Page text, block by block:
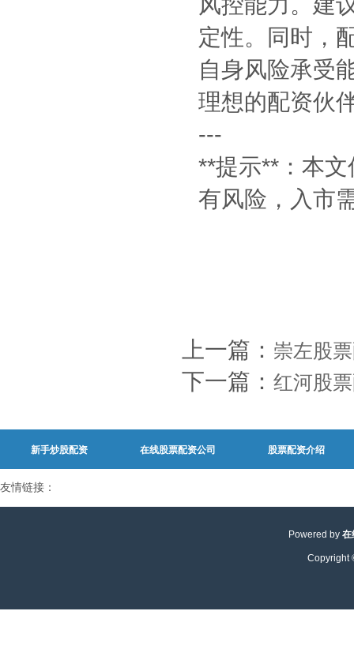
定性。同时，
自身风险承受
理想的配资伙
---
**提示**：本
有风险，入市
上一篇： 崇左股
下一篇： 红河股
新手炒股配资 在线股票配资公司 股票配资介绍
友情链接：
Powered by 在
Copyright